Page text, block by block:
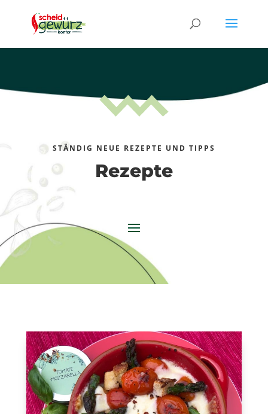
STÄNDIG NEUE REZEPTE UND TIPPS
Rezepte